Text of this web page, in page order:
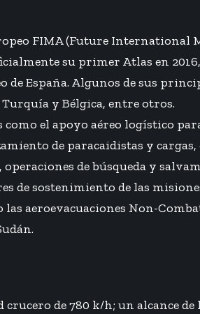
FIMA (Future
su primer Atlas en
de España. Algunos de sus
y Bélgica, entre otros.
el apoyo aéreo logístico
de paracaidistas y cargas,
de búsqueda y
de sostenimiento de las
aeroevacuaciones Non-
de 780 k/h; un alcance de